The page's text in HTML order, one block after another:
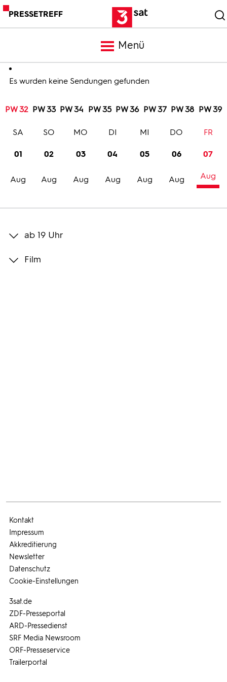
PRESSETREFF
Menü
Meldungen
Programm
Trailer
Bilder
Es wurden keine Sendungen gefunden
PW 32 PW 33 PW 34 PW 35 PW 36 PW 37 PW 38 PW 39
01
Aug
SA
02
Aug
SO
03
Aug
MO
04
Aug
DI
05
Aug
MI
06
Aug
DO
07
Aug
FR
ab 19 Uhr
Film
3sat.de
ZDF-Presseportal
ARD-Pressedienst
SRF Media Newsroom
ORF-Presseservice
Trailerportal
Kontakt
Impressum
Akkreditierung
Newsletter
Datenschutz
Cookie-Einstellungen